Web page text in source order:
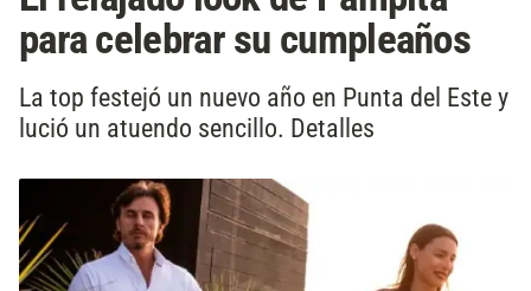
para celebrar su cumpleaños
La top festejó un nuevo año en Punta del Este y
lució un atuendo sencillo. Detalles